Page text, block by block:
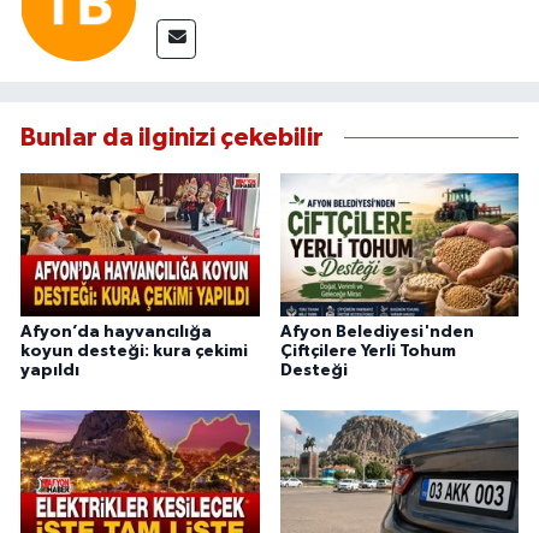
Bunlar da ilginizi çekebilir
Afyon’da hayvancılığa
koyun desteği: kura çekimi
yapıldı
Afyon Belediyesi'nden
Çiftçilere Yerli Tohum
Desteği